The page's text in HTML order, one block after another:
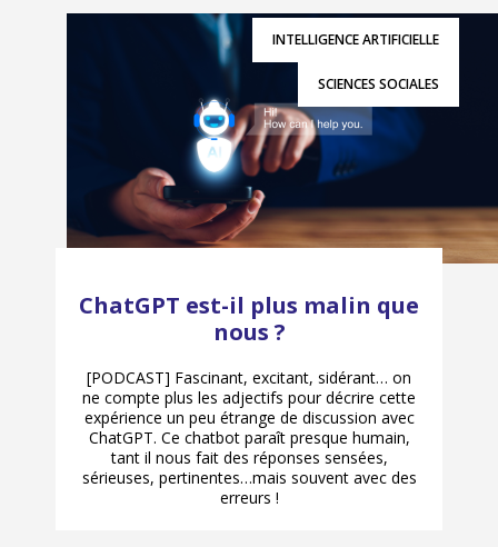
INTELLIGENCE ARTIFICIELLE
SCIENCES SOCIALES
ChatGPT est-il plus malin que
nous ?
[PODCAST] Fascinant, excitant, sidérant… on
ne compte plus les adjectifs pour décrire cette
expérience un peu étrange de discussion avec
ChatGPT. Ce chatbot paraît presque humain,
tant il nous fait des réponses sensées,
sérieuses, pertinentes…mais souvent avec des
erreurs !